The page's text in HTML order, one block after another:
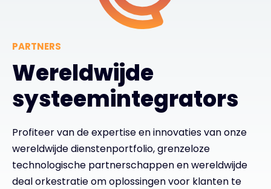
Partner Portal
Exclusive Access Inloggen
Exclusive Access - Meer informatie
Neem contact op met
PARTNERS
Wereldwijde
systeemintegrators
Profiteer van de expertise en innovaties van onze
wereldwijde dienstenportfolio, grenzeloze
technologische partnerschappen en wereldwijde
deal orkestratie om oplossingen voor klanten te